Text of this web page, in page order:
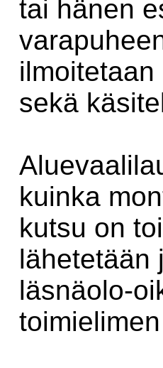
tai hänen
sekä
kuinka
kutsu on
lähetetään
läsnäolo-